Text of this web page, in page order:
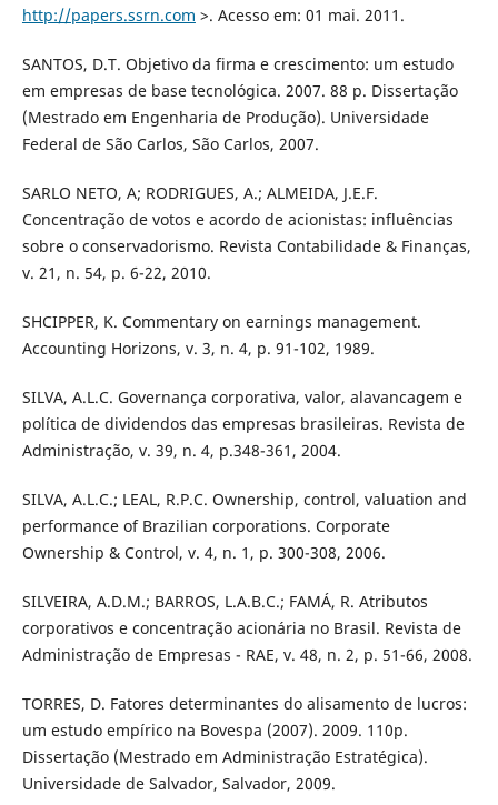
http://papers.ssrn.com >. Acesso em: 01 mai. 2011.
SANTOS, D.T. Objetivo da firma e crescimento: um estudo
em empresas de base tecnológica. 2007. 88 p. Dissertação
(Mestrado em Engenharia de Produção). Universidade
Federal de São Carlos, São Carlos, 2007.
SARLO NETO, A; RODRIGUES, A.; ALMEIDA, J.E.F.
Concentração de votos e acordo de acionistas: influências
sobre o conservadorismo. Revista Contabilidade & Finanças,
v. 21, n. 54, p. 6-22, 2010.
SHCIPPER, K. Commentary on earnings management.
Accounting Horizons, v. 3, n. 4, p. 91-102, 1989.
SILVA, A.L.C. Governança corporativa, valor, alavancagem e
política de dividendos das empresas brasileiras. Revista de
Administração, v. 39, n. 4, p.348-361, 2004.
SILVA, A.L.C.; LEAL, R.P.C. Ownership, control, valuation and
performance of Brazilian corporations. Corporate
Ownership & Control, v. 4, n. 1, p. 300-308, 2006.
SILVEIRA, A.D.M.; BARROS, L.A.B.C.; FAMÁ, R. Atributos
corporativos e concentração acionária no Brasil. Revista de
Administração de Empresas - RAE, v. 48, n. 2, p. 51-66, 2008.
TORRES, D. Fatores determinantes do alisamento de lucros:
um estudo empírico na Bovespa (2007). 2009. 110p.
Dissertação (Mestrado em Administração Estratégica).
Universidade de Salvador, Salvador, 2009.